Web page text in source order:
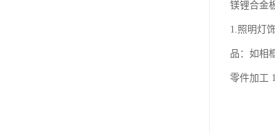
镁锂合金
1.照明灯
品：如相
零件加工